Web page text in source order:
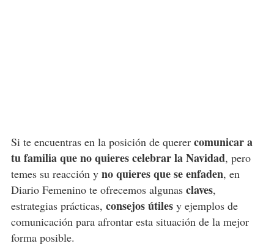
Si te encuentras en la posición de querer comunicar a
tu familia que no quieres celebrar la Navidad, pero
temes su reacción y no quieres que se enfaden, en
Diario Femenino te ofrecemos algunas claves,
estrategias prácticas, consejos útilesy ejemplos de
comunicación para afrontar esta situación de la mejor
forma posible.